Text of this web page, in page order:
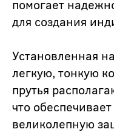
помогает
для создания
Установленная
легкую, тонкую
прутья
что
великолепную